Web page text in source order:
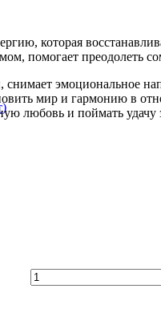
которая
помогает преодолеть
снимает эмоциональное
мир и гармонию в
любовь и поймать удачу